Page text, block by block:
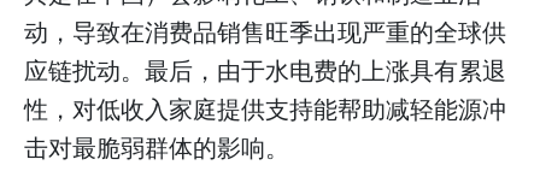
动，导致在消费品销售旺季出现严重的全球供
应链扰动。最后，由于水电费的上涨具有累退
性，对低收入家庭提供支持能帮助减轻能源冲
击对最脆弱群体的影响。